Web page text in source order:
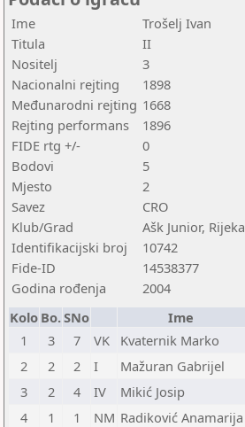
Ime
Trošelj Ivan
Titula
II
Nositelj
3
Nacionalni rejting
1898
Međunarodni rejting 1668
Rejting performans
1896
FIDE rtg +/-
0
Bodovi
5
Mjesto
2
Savez
CRO
Klub/Grad
Ašk Junior, Rijeka
Identifikacijski broj
10742
Fide-ID
14538377
Godina rođenja
2004
Kolo Bo.SNo Ime
1
3 7 VK Kvaternik Marko
2
2 2 I Mažuran Gabrijel
3
2 4 IV Mikić Josip
4
1 1 NM Radiković Anamarija